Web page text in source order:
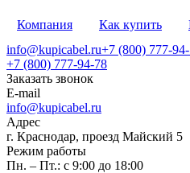
Компания Как купить
info@kupicabel.ru+7 (800) 777-
+7 (800) 777-94-78
Заказать звонок
E-mail
info@kupicabel.ru
Адрес
г. Краснодар, проезд Майский 5
Режим работы
Пн. – Пт.: с 9:00 до 18:00